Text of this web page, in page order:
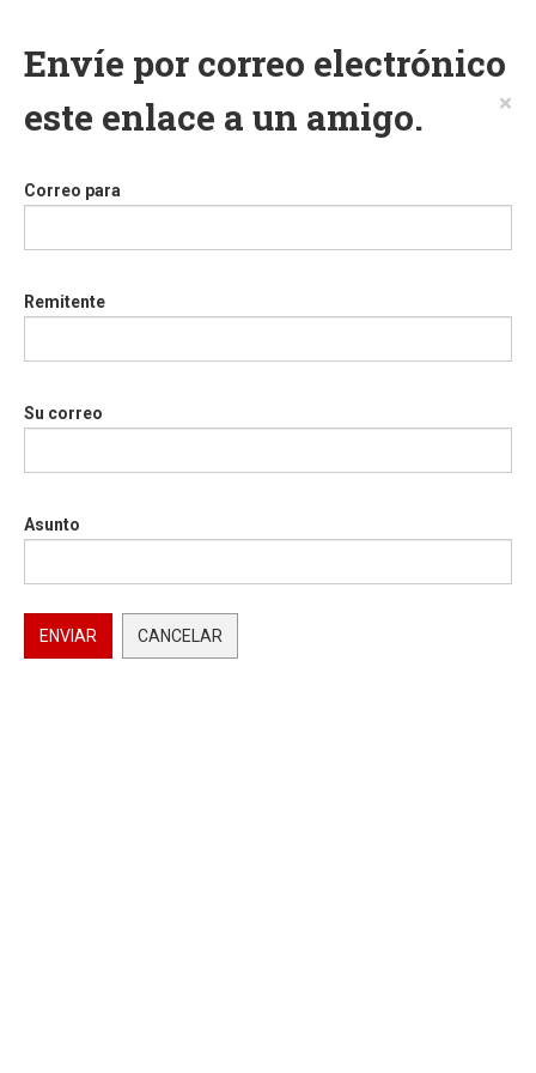
Envíe por correo electrónico
este enlace a un amigo.
×
Correo para
Remitente
Su correo
Asunto
ENVIAR CANCELAR